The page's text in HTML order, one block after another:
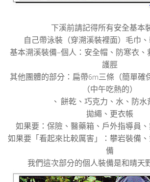
下溪前請記得所有安全基本
自己帶泳裝（穿溯溪裝裡面）毛巾
基本溯溪裝備–個人：安全帽、防寒衣、
護脛
其他團體的部分：扁帶6m三條（簡單確
（中午吃熱的）
、 餅乾、巧克力、水、防水背
拋繩、更衣帳
如果要：保險、醫藥箱、戶外指導員
如果要「看起來比較厲害」：攀岩裝備
備
我們這次部分的個人裝備是和晴天